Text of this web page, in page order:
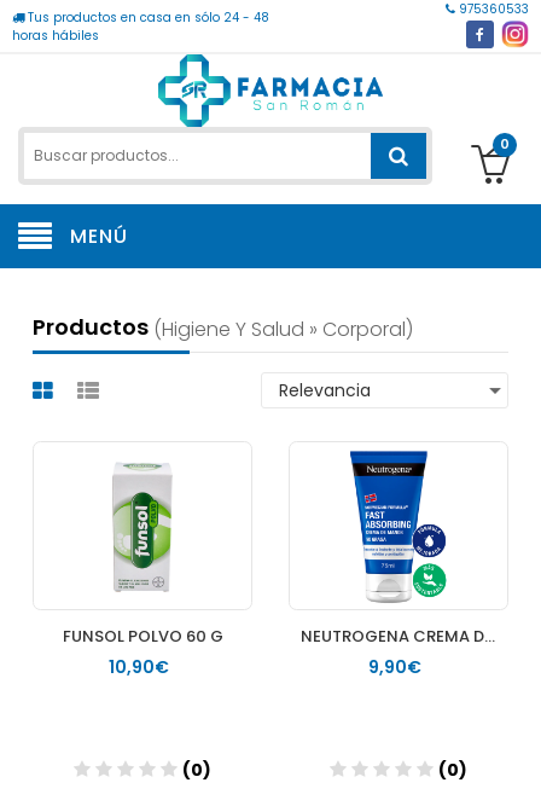
Tus productos en casa en sólo 24 - 48
horas hábiles
975360533
0
MENÚ
Productos (higiene Y Salud » Corporal)
FUNSOL POLVO 60 G
10,90€
(0)
NEUTROGENA CREMA DE MANOS RAPIDA ABSORCION 75 ML 2 UNIDADES
9,90€
(0)